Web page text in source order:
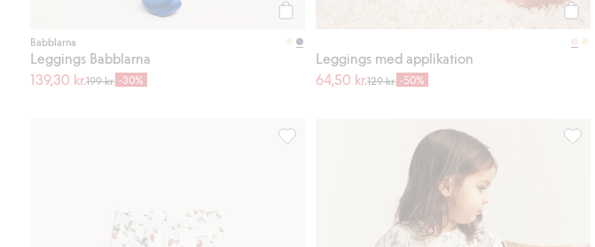
Babblarna
Leggings Babblarna
139,30 kr.199 kr. -30%
Köp
Leggings med applikation
64,50 kr.129 kr. -50%
Leggings med smultronmönster, Lägg till i favoriter